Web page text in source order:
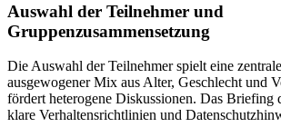
Auswahl der Teilnehmer und
Gruppenzusammensetzung
Die Auswahl der Teilnehmer spielt eine
ausgewogener Mix aus Alter, Geschlecht und
fördert heterogene Diskussionen. Das Briefing
klare Verhaltensrichtlinien und